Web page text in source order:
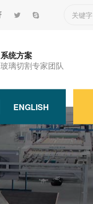
系统方案
玻璃切割专家团队
ENGLISH